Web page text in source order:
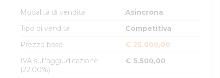
Modalità di vendita
Asincrona
Tipo di vendita
Competitiva
Prezzo base
€ 25.000,00
IVA sull'aggiudicazione
(22.00%)
€ 5.500,00